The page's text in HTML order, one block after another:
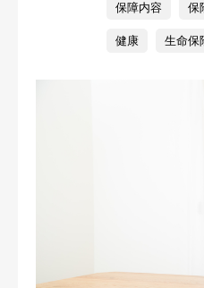
保障内容 保
健康 生命保